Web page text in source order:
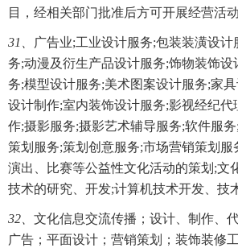
目，经相关部门批准后方可开展经营活动
31、
广告业;工业设计服务;包装装潢设计
务;动漫及衍生产品设计服务;饰物装饰设
务;模型设计服务;美术图案设计服务;家
设计制作;室内装饰设计服务;影视经纪代
作;摄影服务;摄影艺术辅导服务;软件服
策划服务;策划创意服务;市场营销策划
演出、比赛等公益性文化活动的策划;文
技术的研究、开发;计算机技术开发、技
32、 文化信息交流传播；设计、制作、
广告；平面设计；营销策划；装饰装修